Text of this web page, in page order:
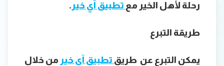
رحلة لأهل الخير مع تطبيق آي خير .
طريقة التبرع
يمكن التبرع عن طريق تطبيق آي خير من خلال